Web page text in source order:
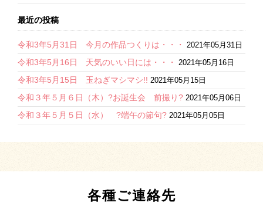
最近の投稿
令和3年5月31日 今月の作品つくりは・・・ 2021年05月31日
令和3年5月16日 天気のいい日には・・・ 2021年05月16日
令和3年5月15日 玉ねぎマシマシ!! 2021年05月15日
令和３年５月６日（木）?お誕生会 前撮り? 2021年05月06日
令和３年５月５日（水） ?端午の節句? 2021年05月05日
各種ご連絡先